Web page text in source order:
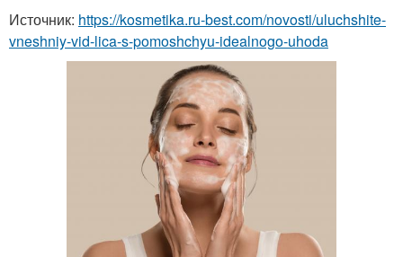
Источник: https://kosmetika.ru-best.com/novosti/uluchshite-
vneshniy-vid-lica-s-pomoshchyu-idealnogo-uhoda